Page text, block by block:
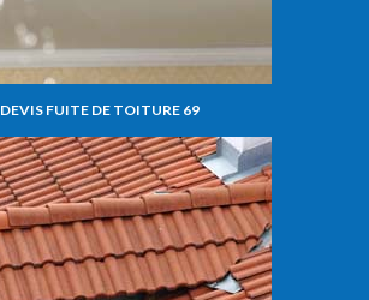
DEVIS FUITE DE TOITURE 69